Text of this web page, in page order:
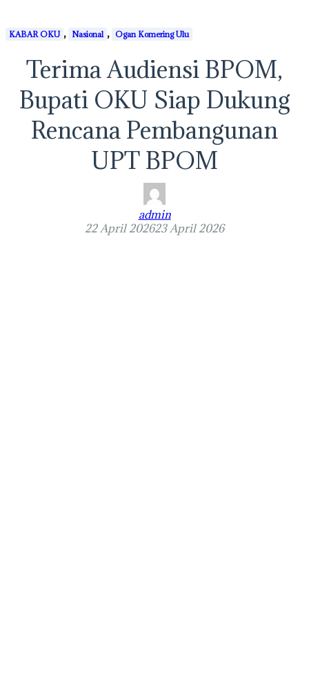
KABAR OKU , Nasional , Ogan Komering Ulu
Terima Audiensi BPOM,
Bupati OKU Siap Dukung
Rencana Pembangunan
UPT BPOM
admin
22 April 202623 April 2026